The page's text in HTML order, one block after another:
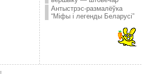
Антыстрэс-размалёўка
“Міфы і легенды Беларусі”